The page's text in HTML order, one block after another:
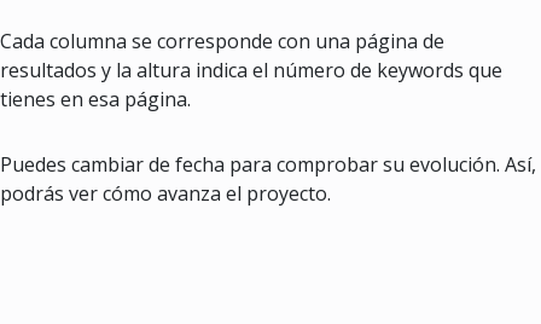
Cada columna se corresponde con una página de
resultados y la altura indica el número de keywords que
tienes en esa página.
Puedes cambiar de fecha para comprobar su evolución. Así,
podrás ver cómo avanza el proyecto.